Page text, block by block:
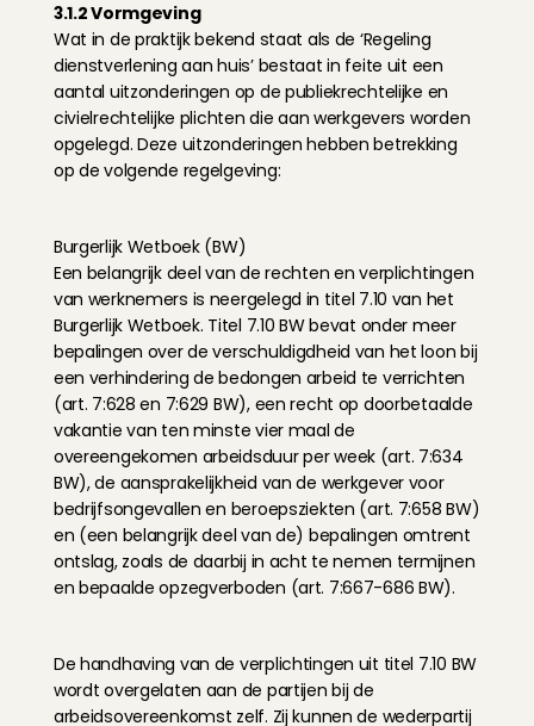
3.1.2 Vormgeving
Wat in de praktijk bekend staat als de ‘Regeling
dienstverlening aan huis’ bestaat in feite uit een
aantal uitzonderingen op de publiekrechtelijke en
civielrechtelijke plichten die aan werkgevers worden
opgelegd. Deze uitzonderingen hebben betrekking
op de volgende regelgeving:
Burgerlijk Wetboek (BW)
Een belangrijk deel van de rechten en verplichtingen
van werknemers is neergelegd in titel 7.10 van het
Burgerlijk Wetboek. Titel 7.10 BW bevat onder meer
bepalingen over de verschuldigdheid van het loon bij
een verhindering de bedongen arbeid te verrichten
(art. 7:628 en 7:629 BW), een recht op doorbetaalde
vakantie van ten minste vier maal de
overeengekomen arbeidsduur per week (art. 7:634
BW), de aansprakelijkheid van de werkgever voor
bedrijfsongevallen en beroepsziekten (art. 7:658 BW)
en (een belangrijk deel van de) bepalingen omtrent
ontslag, zoals de daarbij in acht te nemen termijnen
en bepaalde opzegverboden (art. 7:667-686 BW).
De handhaving van de verplichtingen uit titel 7.10 BW
wordt overgelaten aan de partijen bij de
arbeidsovereenkomst zelf. Zij kunnen de wederpartij